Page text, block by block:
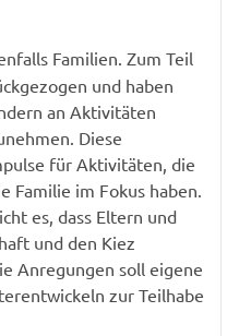
Familien. Zum Teil
und haben
an Aktivitäten
Diese
für Aktivitäten, die
Familie im Fokus haben.
es, dass Eltern und
und den Kiez
Anregungen soll eigene
zur Teilhabe